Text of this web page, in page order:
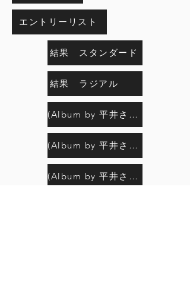
エントリーリスト
結果 スタンダード
結果 ラジアル
(Album by 平井さん) Day1
(Album by 平井さん)Day1 Race編
(Album by 平井さん) Day2